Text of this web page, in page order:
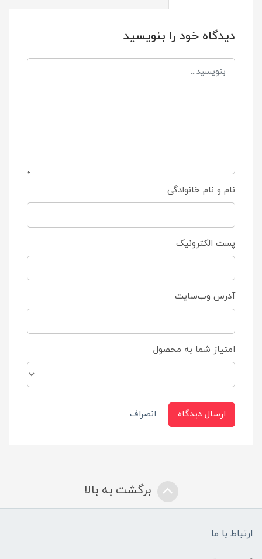
دیدگاه خود را بنویسید
نام و نام خانوادگی
پست الکترونیک
آدرس وب‌سایت
امتیاز شما به محصول
ارسال دیدگاه انصراف
برگشت به بالا
ارتباط با ما